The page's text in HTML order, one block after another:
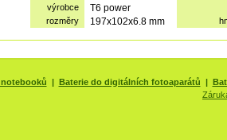
výrobce
T6 power
rozměry 197x102x6.8 mm
| Baterie do digitálních fotoaparátů |